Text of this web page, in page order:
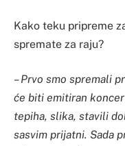
Kako teku pripreme
spremate za raju?
– Prvo smo spremali
će biti emitiran
tepiha, slika, stavili
sasvim prijatni. Sada